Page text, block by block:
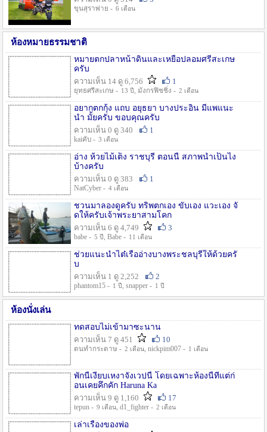
ขุนสุราพ่าย - 6 เดือน
ห้องหมายธรรมชาติ
หมายตกปลาหน้าดินและเหยื่อปลอมศรีสะเกษ
ครับ
ความเห็น 14 ดู 6,756
1
ยุทธศรีสะเกษ - 13 ปี , มังกรฟิชชิ่ง - 2 เดือน
อยากตกกุ้ง แถบ อยุธยา บางประอิน มีแพแนะ
นำ มั้ยครับ ขอบคุณครับ
ความเห็น 0 ดู 340
1
kaiคับ - 3 เดือน
อ่าง ห้วยไม้เต็ง ราชบุรี ตอนนี้ สภาพน้ำเป็นไง
บ้างครับ
ความเห็น 0 ดู 383
1
NatCyber - 4 เดือน
ชวนมาลองดูครับ ทริพตกเอง ขับเอง แวะเอง จั
ดให้ครับเจ้าพระยาสามโคก
ความเห็น 6 ดู 4,749
3
babe - 5 ปี , Babe - 11 เดือน
ช่วยแนะนำไต๋เรืออ่างบางพระชลบุรีให้ด้วยครั
บ
ความเห็น 1 ดู 2,252
2
phantom15 - 1 ปี , snapper - 1 ปี
ห้องนั่งเล่น
ทดสอบไม่เข้ามาซะนาน
ความเห็น 7 ดู 451
10
ตนทำกระดาษ - 2 เดือน, nickpim007 - 1 เดือน
พักนี้เงียบเหงาจังเวปนี้ โดยเฉพาะห้องนี้ที่แต่ก่
อนเคยคึกคัก Haruna Ka
ความเห็น 9 ดู 1,160
17
tepun - 9 เดือน, d1_fighter - 2 เดือน
เล่าเรื่องของพ่อ